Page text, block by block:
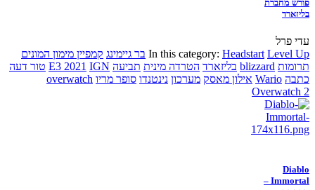
פורש מחברת
בליזארד
עדי פרל
In this category: Headstart Level Up בר גיימינג קמפיין מימון המונים
תרומות blizzard בליזארד הטרדה מינית תביעה E3 2021 IGN
טור דעה
כתבה Wario אילון מאסק מערכון נינטנדו סופר מריו overwatch
Overwatch 2
Diablo
Immortal –